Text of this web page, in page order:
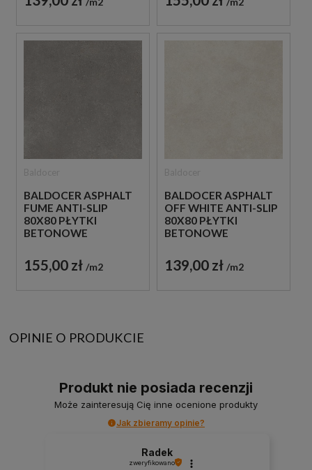
BALDOCER ASPHALT
FUME ANTI-SLIP
80X80 PŁYTKI
BETONOWE
155,00 zł m2
BALDOCER ASPHALT
OFF WHITE ANTI-SLIP
80X80 PŁYTKI
BETONOWE
139,00 zł m2
OPINIE O PRODUKCIE
Produkt nie posiada recenzji
Może zainteresują Cię inne ocenione produkty
Jak zbieramy opinie?
Radek
zweryfikowano